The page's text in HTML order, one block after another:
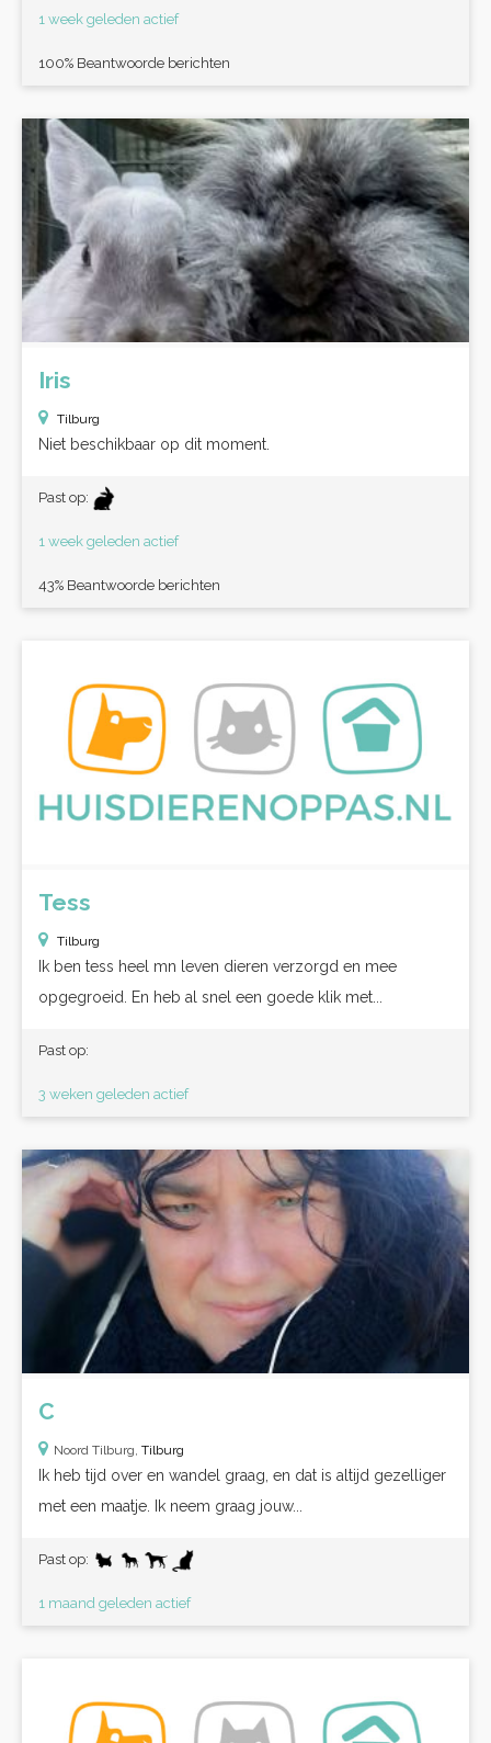
1 week geleden actief
100% Beantwoorde berichten
Iris
Tilburg
Niet beschikbaar op dit moment.
Past op:
1 week geleden actief
43% Beantwoorde berichten
Tess
Tilburg
Ik ben tess heel mn leven dieren verzorgd en mee
opgegroeid. En heb al snel een goede klik met...
Past op:
3 weken geleden actief
C
Noord Tilburg, Tilburg
Ik heb tijd over en wandel graag, en dat is altijd gezelliger
met een maatje. Ik neem graag jouw...
Past op:
1 maand geleden actief